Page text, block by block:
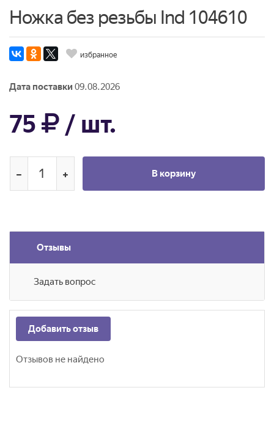
Ножка без резьбы Ind 104610
избранное
Дата поставки 09.08.2026
75 / шт.
В корзину
Отзывы
Задать вопрос
Добавить отзыв
Отзывов не найдено